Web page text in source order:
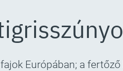
Európában; a